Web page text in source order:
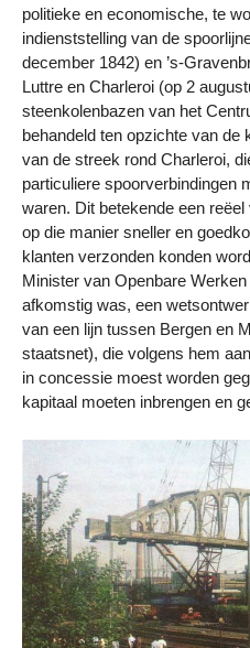
politieke en economische, te
indienststelling van de
december 1842) en ’s-
Luttre en Charleroi (op 2
steenkolenbazen van het
behandeld ten opzichte van de
van de streek rond Charleroi,
particuliere spoorverbindingen
waren. Dit betekende een
op die manier sneller en
klanten verzonden konden
Minister van Openbare
afkomstig was, een
van een lijn tussen Bergen en
staatsnet), die volgens hem
in concessie moest worden
kapitaal moeten inbrengen en